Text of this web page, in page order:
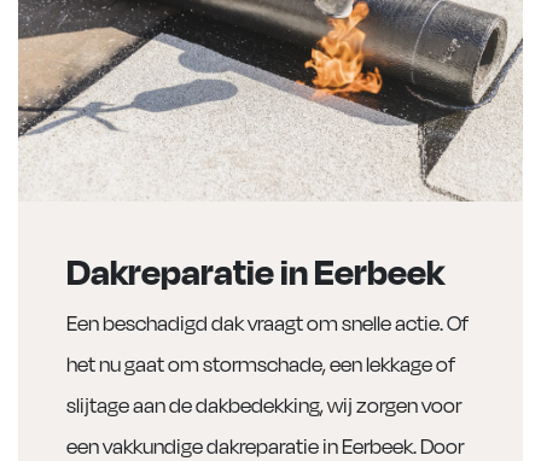
Dakreparatie in Eerbeek
Een beschadigd dak vraagt om snelle actie. Of
het nu gaat om stormschade, een lekkage of
slijtage aan de dakbedekking, wij zorgen voor
een vakkundige dakreparatie in Eerbeek. Door